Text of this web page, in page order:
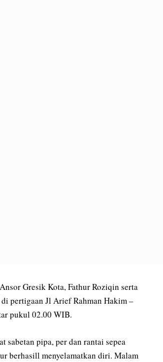
Gresik Kota, Fathur Roziqin serta
pertigaan Jl Arief Rahman Hakim –
pukul 02.00 WIB.
sabetan pipa, per dan rantai sepea
berhasill menyelamatkan diri. Malam